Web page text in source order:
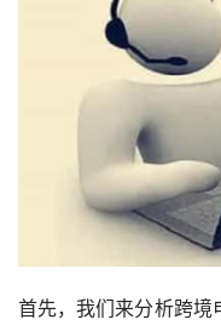
首先，我们来分析跨